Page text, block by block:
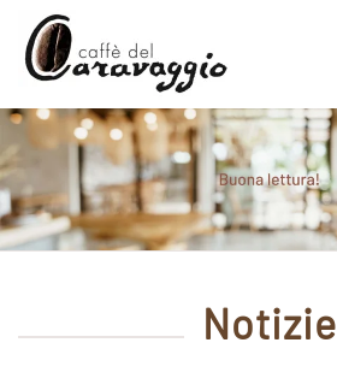
Skip to main content
Notizie